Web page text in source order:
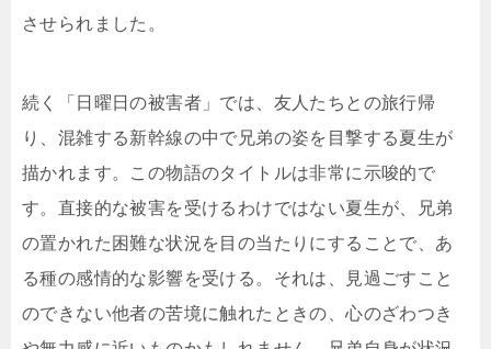
させられました。
続く「日曜日の被害者」では、友人たちとの旅行帰
り、混雑する新幹線の中で兄弟の姿を目撃する夏生が
描かれます。この物語のタイトルは非常に示唆的で
す。直接的な被害を受けるわけではない夏生が、兄弟
の置かれた困難な状況を目の当たりにすることで、あ
る種の感情的な影響を受ける。それは、見過ごすこと
のできない他者の苦境に触れたときの、心のざわつき